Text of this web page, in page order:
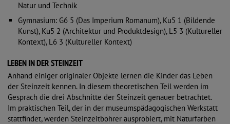
Natur und Technik
Gymnasium: G6 5 (Das Imperium Romanum), Ku5 1 (Bildende
Kunst), Ku5 2 (Architektur und Produktdesign), L5 3 (Kultureller
Kontext), L6 3 (Kultureller Kontext)
LEBEN IN DER STEINZEIT
Anhand einiger originaler Objekte lernen die Kinder das Leben
der Steinzeit kennen. In diesem theoretischen Teil werden im
Gespräch die drei Abschnitte der Steinzeit genauer betrachtet.
Im praktischen Teil, der in der museumspädagogischen Werkstatt
stattfindet, werden Steinzeitbohrer ausprobiert, mit Naturfarben